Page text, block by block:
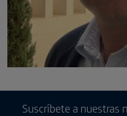
Suscríbete a nuestras